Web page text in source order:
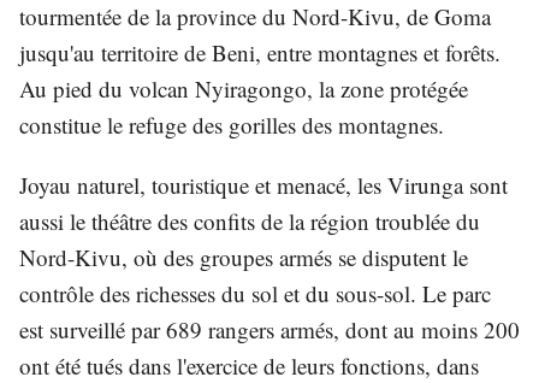
tourmentée de la province du Nord-Kivu, de Goma
jusqu'au territoire de Beni, entre montagnes et forêts.
Au pied du volcan Nyiragongo, la zone protégée
constitue le refuge des gorilles des montagnes.
Joyau naturel, touristique et menacé, les Virunga sont
aussi le théâtre des confits de la région troublée du
Nord-Kivu, où des groupes armés se disputent le
contrôle des richesses du sol et du sous-sol. Le parc
est surveillé par 689 rangers armés, dont au moins 200
ont été tués dans l'exercice de leurs fonctions, dans